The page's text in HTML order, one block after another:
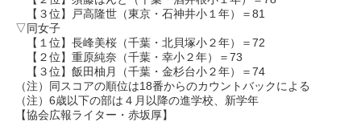
【３位】戸高隆世（東京・石神井小１年）＝81
▽同女子
【１位】長峰美桜（千葉・北貝塚小２年）＝72
【２位】重原純奈（千葉・幸小２年）＝73
【３位】飯田柚月（千葉・金杉台小２年）＝74
（注）同スコアの順位は18番からのカウントバックによる
（注）6歳以下の部は４月以降の進学校、新学年
【協会広報ライター・赤坂厚】